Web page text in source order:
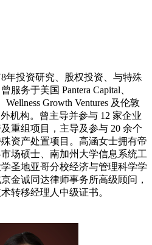
年投资研究、股权投资、与特殊
服务于美国 Pantera Capital、
Wellness Growth Ventures 及伦敦
机构。曾主导并参与 12 家企业
重组项目，主导及参与 20 余个
资产处置项目。高涵女士拥有帝
场硕士、南加州大学信息系统工
圣地亚哥分校经济与管理科学学
金诚同达律师事务所高级顾问，
转移经理人中级证书。